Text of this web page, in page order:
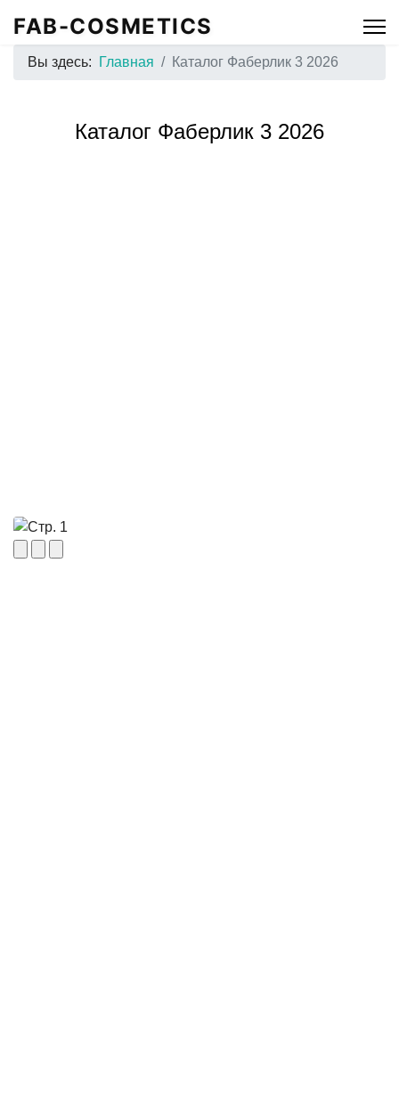
FAB-COSMETICS
Вы здесь: Главная Каталог Фаберлик 3 2026
Каталог Фаберлик 3 2026